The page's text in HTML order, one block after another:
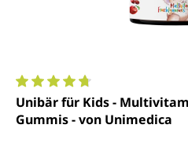
Durchschnittliche
Unibär für Kids -
Gummis - von Unimedica